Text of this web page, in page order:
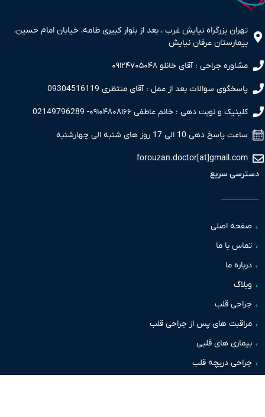
بزرگراه نیایش غرب ، بعد از بلوار کبیری طامه، خیابان امام حسین،
عرفان نیایش
جراحی : آقای خانلو ۰۹۱۲۴۷۰۵۰۴۸
سوالات بعد از عمل : آقای منتظری 09304516119
و نوبت دهی : خانم عاطفی ۰۹۱۰۴۸۰۸۱۶۶- 02149796289
دهی 10 الی 17 روز های شنبه الی چهارشنبه
سریع
اصلی
با ما
ما
قلب
های پس از جراحی قلب
های قلبی
دریچه قلب